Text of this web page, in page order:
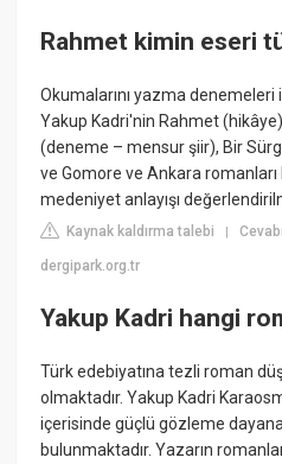
Rahmet kimin eseri
Okumalarını yazma denemeleri
Yakup Kadri'nin Rahmet
(deneme – mensur şiir), Bir
ve Gomore ve Ankara
medeniyet anlayışı
Kaynak kaldırma talebi |
dergipark.org.tr
Yakup Kadri hangi
Türk edebiyatına tezli roman
olmaktadır. Yakup Kadri
içerisinde güçlü gözleme
bulunmaktadır. Yazarın